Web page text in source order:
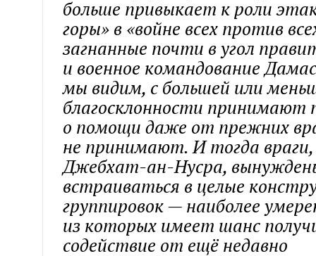
больше привыкает к роли
горы» в «войне всех против
загнанные почти в угол
и военное командование
мы видим, с большей или
благосклонности принимают
о помощи даже от прежних
не принимают. И тогда
Джебхат-ан-Нусра,
встраиваться в целые
группировок — наиболее
из которых имеет шанс
содействие от ещё недавно